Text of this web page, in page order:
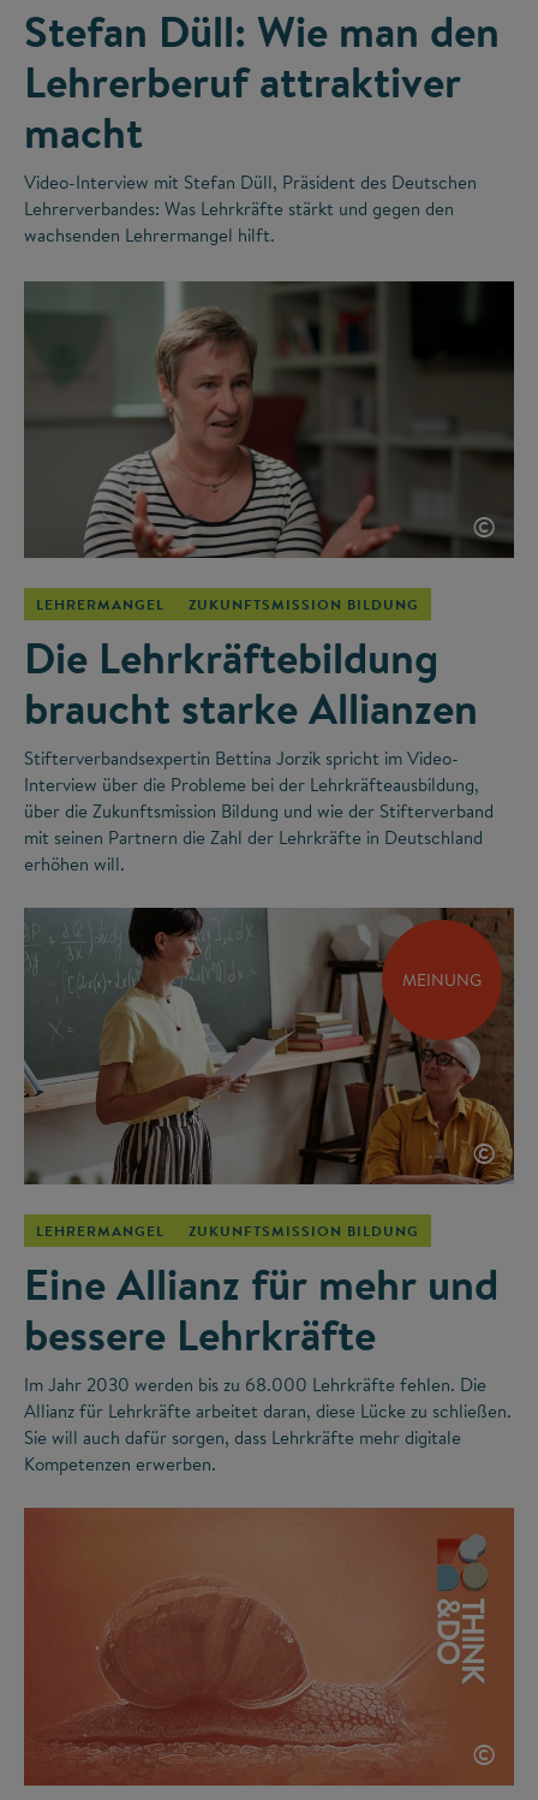
Stefan Düll: Wie man den
Lehrerberuf attraktiver
macht
Video-Interview mit Stefan Düll, Präsident des Deutschen
Lehrerverbandes: Was Lehrkräfte stärkt und gegen den
wachsenden Lehrermangel hilft.
©
LEHRERMANGEL ZUKUNFTSMISSION BILDUNG
Die Lehrkräftebildung
braucht starke Allianzen
Stifterverbandsexpertin Bettina Jorzik spricht im Video-
Interview über die Probleme bei der Lehrkräfteausbildung,
über die Zukunftsmission Bildung und wie der Stifterverband
mit seinen Partnern die Zahl der Lehrkräfte in Deutschland
erhöhen will.
MEINUNG
©
LEHRERMANGEL ZUKUNFTSMISSION BILDUNG
Eine Allianz für mehr und
bessere Lehrkräfte
Im Jahr 2030 werden bis zu 68.000 Lehrkräfte fehlen. Die
Allianz für Lehrkräfte arbeitet daran, diese Lücke zu schließen.
Sie will auch dafür sorgen, dass Lehrkräfte mehr digitale
Kompetenzen erwerben.
©